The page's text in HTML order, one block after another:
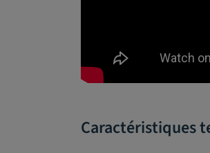
Caractéristiques